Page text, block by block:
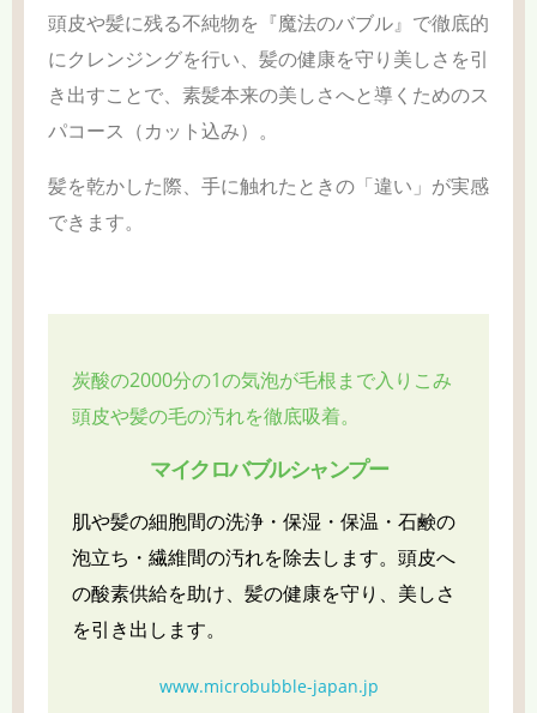
頭皮や髪に残る不純物を『魔法のバブル』で徹底的
にクレンジングを行い、髪の健康を守り美しさを引
き出すことで、素髪本来の美しさへと導くためのス
パコース（カット込み）。
髪を乾かした際、手に触れたときの「違い」が実感
できます。
炭酸の2000分の1の気泡が毛根まで入りこみ
頭皮や髪の毛の汚れを徹底吸着。
マイクロバブルシャンプー
肌や髪の細胞間の洗浄・保湿・保温・石鹸の
泡立ち・繊維間の汚れを除去します。頭皮へ
の酸素供給を助け、髪の健康を守り、美しさ
を引き出します。
www.microbubble-japan.jp